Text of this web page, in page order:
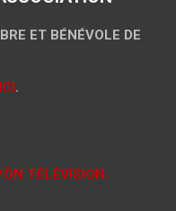
ET BÉNÉVOLE DE
.
TÉLÉVISION.